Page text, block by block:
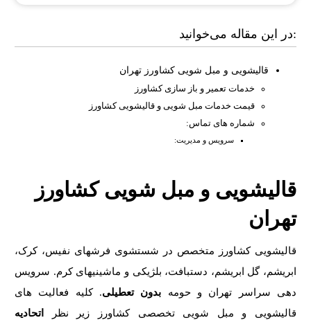
در این مقاله می‌خوانید:
قالیشویی و مبل شویی کشاورز تهران
خدمات تعمیر و باز سازی کشاورز
قیمت خدمات مبل شویی و قالیشویی کشاورز
شماره های تماس:
سرویس و مدیریت:
قالیشویی و مبل شویی کشاورز
تهران
قالیشویی کشاورز متخصص در شستشوی فرشهای نفیس، کرک،
ابریشم، گل ابریشم، دستبافت، بلژیکی و ماشینیهای کرم. سرویس
دهی سراسر تهران و حومه بدون تعطیلی. کلیه فعالیت های
قالیشویی و مبل شویی تخصصی کشاورز زیر نظر
اتحادیه